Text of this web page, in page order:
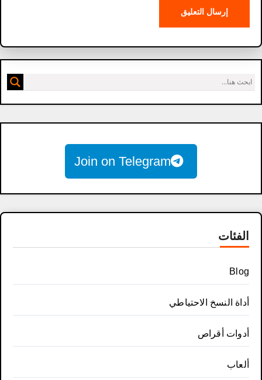
Join on Telegram
الفئات
Blog
أداة النسخ الاحتياطي
أدوات أقراص
ألعاب